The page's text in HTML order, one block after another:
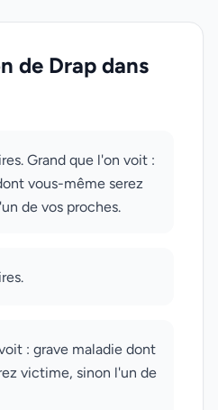
de Drap dans
Grand que l'on voit :
vous-même serez
de vos proches.
: grave maladie dont
victime, sinon l'un de